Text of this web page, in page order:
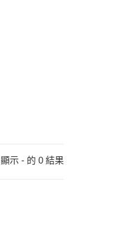
顯示 - 的 0 結果